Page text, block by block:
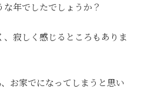
年でしたでしょうか？
寂しく感じるところもありま
お家でになってしまうと思い